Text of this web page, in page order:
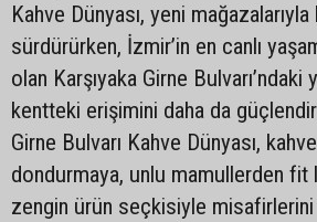
Kahve Dünyası, yeni
sürdürürken, İzmir’in en canlı
olan Karşıyaka Girne Bulvarı’ndaki
kentteki erişimini daha da
Girne Bulvarı Kahve Dünyası,
dondurmaya, unlu mamullerden
zengin ürün seçkisiyle misafirlerini